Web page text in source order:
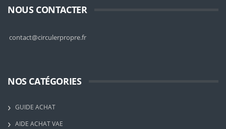
NOUS CONTACTER
contact@circulerpropre.fr
NOS CATÉGORIES
GUIDE ACHAT
AIDE ACHAT VAE